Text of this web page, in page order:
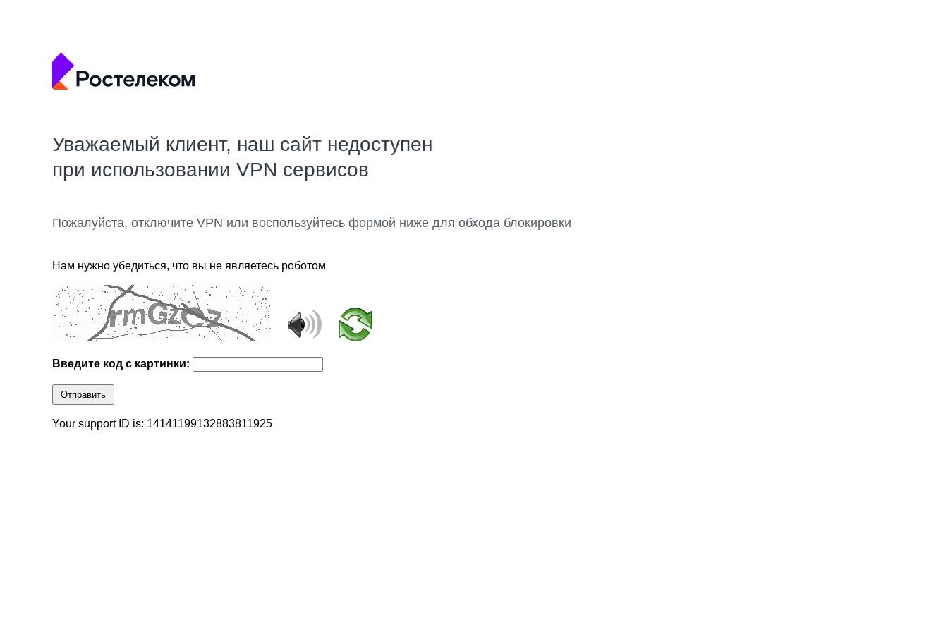
Уважаемый клиент, наш сайт недоступен
при использовании VPN сервисов
Пожалуйста, отключите VPN или воспользуйтесь формой ниже для обхода блокировки
Нам нужно убедиться, что вы не являетесь роботом
Введите код с картинки:
Отправить
Your support ID is: 14141199132883811925